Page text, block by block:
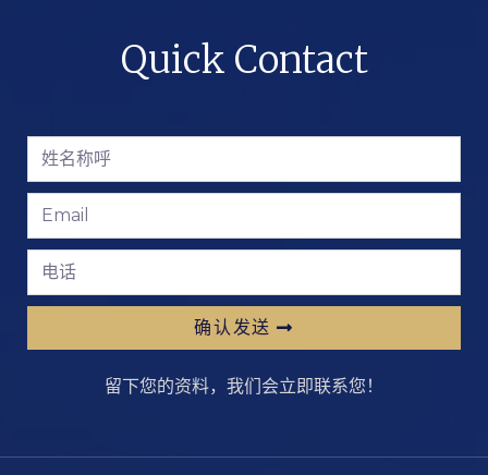
Quick Contact
确认发送
留下您的资料，我们会立即联系您！